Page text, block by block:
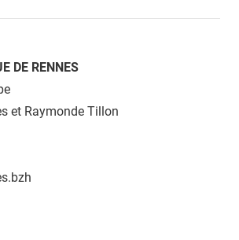
DE RENNES
et Raymonde Tillon